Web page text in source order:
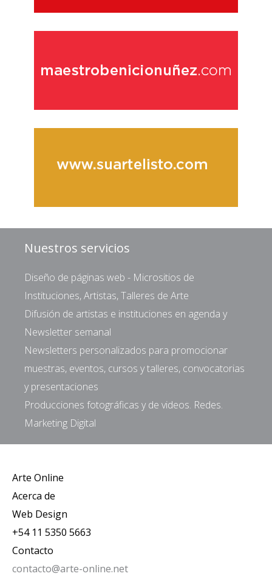
Nuestros servicios
Diseño de páginas web - Micrositios de
Instituciones, Artistas, Talleres de Arte
Difusión de artistas e instituciones en agenda y
Newsletter semanal
Newsletters personalizados para promocionar
muestras, eventos, cursos y talleres, convocatorias
y presentaciones
Producciones fotográficas y de videos. Redes.
Marketing Digital
Arte Online
Acerca de
Web Design
+54 11 5350 5663
Contacto
contacto@arte-online.net